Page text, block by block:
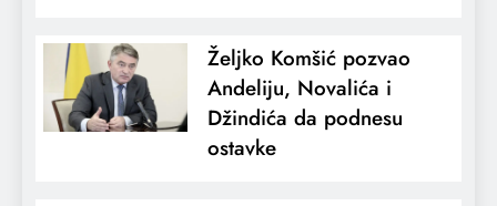
Željko Komšić pozvao
Andeliju, Novalića i
Džindića da podnesu
ostavke